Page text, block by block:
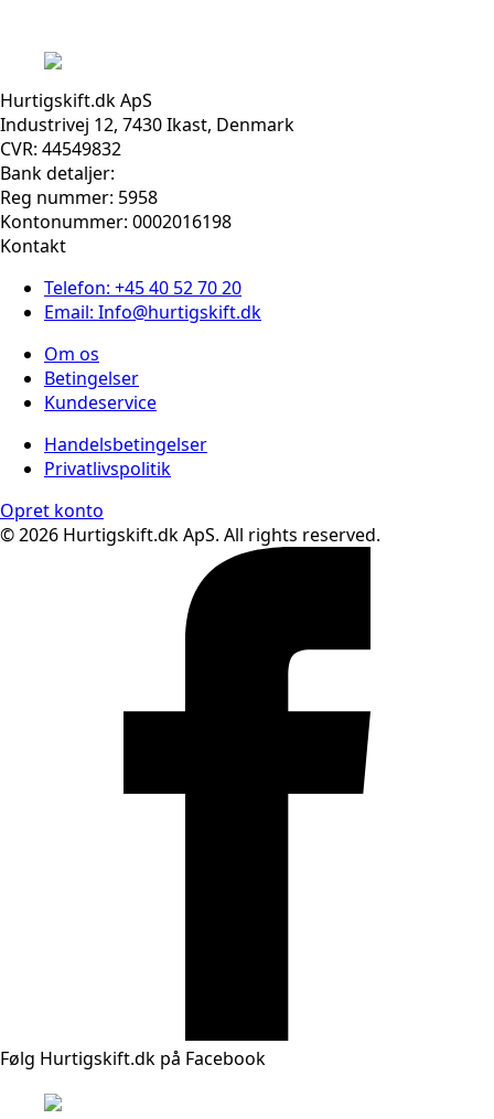
Hurtigskift.dk ApS
Industrivej 12, 7430 Ikast, Denmark
CVR: 44549832
Bank detaljer:
Reg nummer: 5958
Kontonummer: 0002016198
Kontakt
Telefon: +45 40 52 70 20
Email: Info@hurtigskift.dk
Om os
Betingelser
Kundeservice
Handelsbetingelser
Privatlivspolitik
Opret konto
© 2026 Hurtigskift.dk ApS. All rights reserved.
Følg Hurtigskift.dk på Facebook